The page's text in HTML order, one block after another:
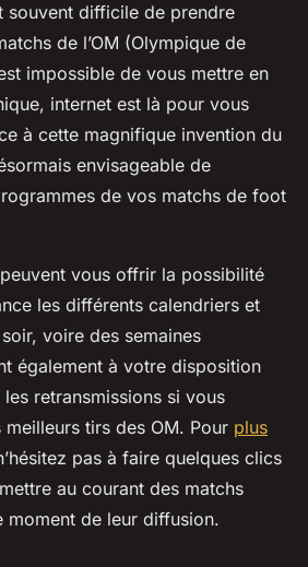
souvent difficile de prendre
de l’OM (Olympique de
impossible de vous mettre en
internet est là pour vous
à cette magnifique invention du
envisageable de
de vos matchs de foot
vous offrir la possibilité
les différents calendriers et
voire des semaines
également à votre disposition
retransmissions si vous
tirs des OM. Pour plus
pas à faire quelques clics
au courant des matchs
moment de leur diffusion.